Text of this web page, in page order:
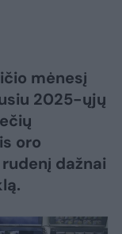
mėnesį
2025-ųjų
oro
dažnai